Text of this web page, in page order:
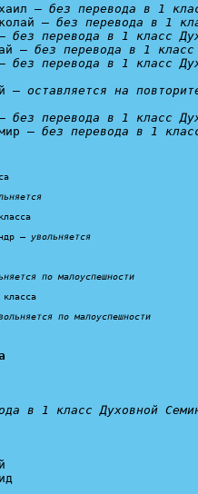
— без перевода в 1
— без перевода в 1
без перевода в 1 класс
— без перевода в 1 класс
без перевода в 1 класс
— оставляется на
без перевода в 1 класс
— без перевода в 1
— увольняется
по малоуспешности
класса
по малоуспешности
в 1 класс Духовной